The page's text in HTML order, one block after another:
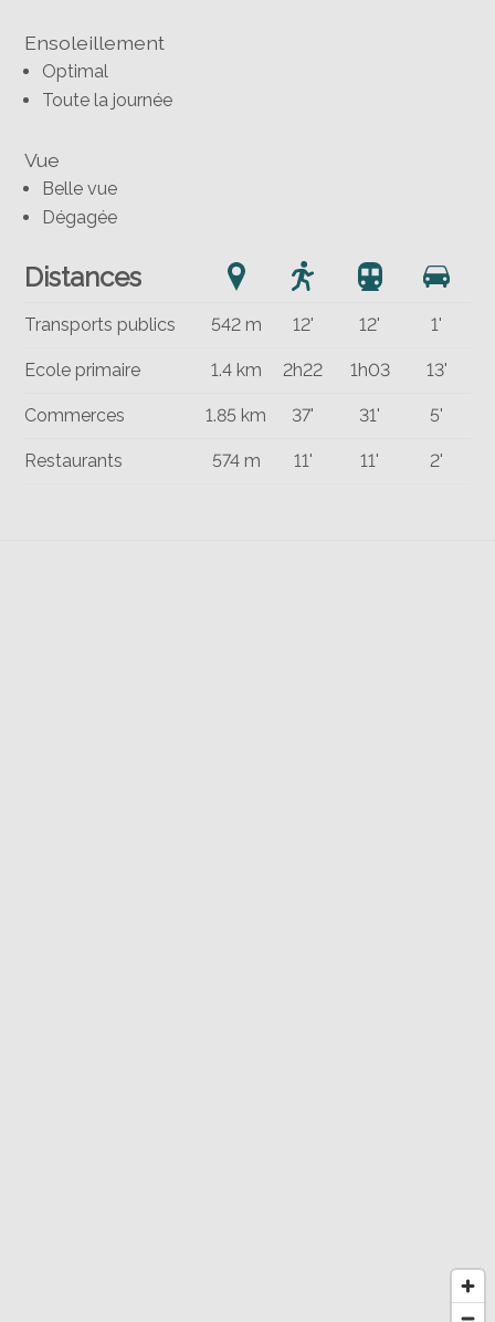
Ensoleillement
Optimal
Toute la journée
Vue
Belle vue
Dégagée
Distances
Transports publics 542 m 12' 12' 1'
Ecole primaire 1.4 km 2h22 1h03 13'
Commerces 1.85 km 37' 31' 5'
Restaurants 574 m 11' 11' 2'